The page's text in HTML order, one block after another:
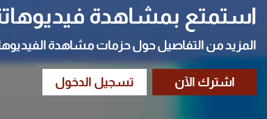
استمتع بمشاهدة
المزيد من التفاصيل حول حزمات مشاهدة